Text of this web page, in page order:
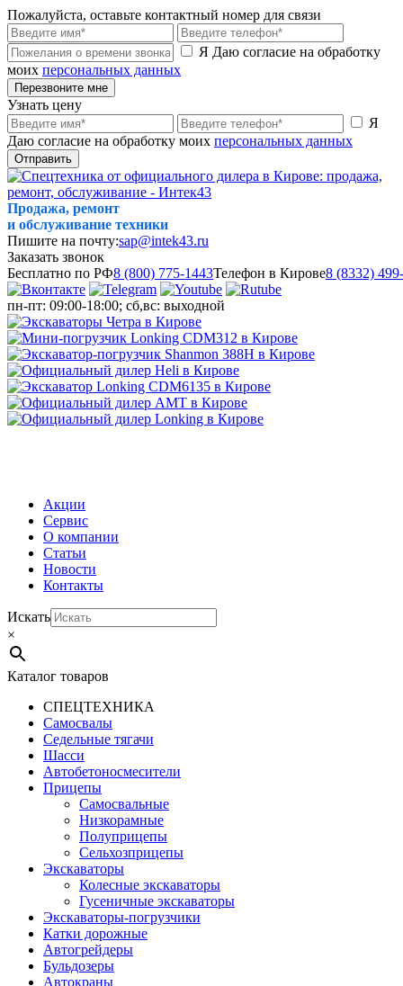
Пожалуйста, оставьте контактный номер для связи
Я Даю согласие на обработку
моих персональных данных
Перезвоните мне
Узнать цену
Я
Даю согласие на обработку моих персональных данных
Отправить
Продажа, ремонт
и обслуживание техники
Пишите на почту:sap@intek43.ru
Заказать звонок
Бесплатно по РФ8 (800) 775-1443Телефон в Кирове8 (8332)
пн-пт: 09:00-18:00; сб,вс: выходной
Акции
Сервис
О компании
Статьи
Новости
Контакты
Искать
×
Каталог товаров
СПЕЦТЕХНИКА
Самосвалы
Седельные тягачи
Шасси
Автобетоно­смесители
Прицепы
Самосвальные
Низкорамные
Полуприцепы
Сельхозприцепы
Экскаваторы
Колесные экскаваторы
Гусеничные экскаваторы
Экскаваторы-погрузчики
Катки дорожные
Автогрейдеры
Бульдозеры
Автокраны